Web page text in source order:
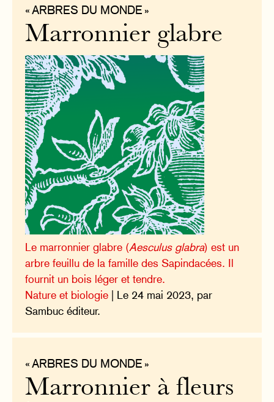
« ARBRES DU MONDE »
Marronnier glabre
Le marronnier glabre (Aesculus glabra) est un
arbre feuillu de la famille des Sapindacées. Il
fournit un bois léger et tendre.
Nature et biologie | Le 24 mai 2023, par
Sambuc éditeur.
« ARBRES DU MONDE »
Marronnier à fleurs